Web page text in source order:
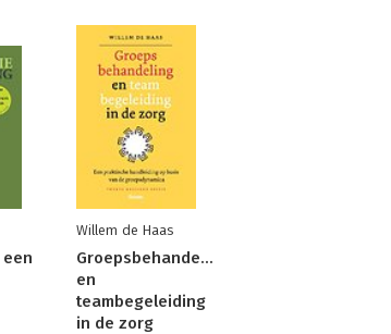
Willem de Haas
Groepsbehandeling
en
teambegeleiding
in de zorg